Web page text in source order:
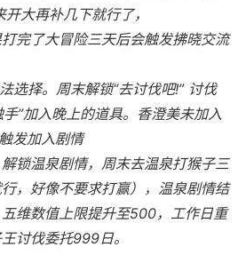
大再补几下就行了，
完了大冒险三天后会触发拂晓交流
选择。周末解锁“去讨伐吧!” 讨伐
手”加入晚上的道具。香澄美未加入
发加入剧情
锁温泉剧情，周末去温泉打猴子三
，好像不要求打赢），温泉剧情结
维数值上限提升至500，工作日重
讨伐委托999日。